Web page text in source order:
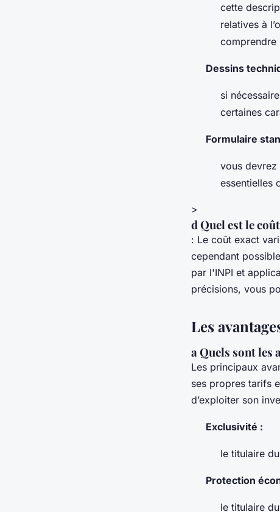
cette
relatives à
comprendre
Dessins
si
certaines
Formulaire
vous
essentielles
>
d Quel est le
: Le coût exact
cependant
par l'INPI et
précisions, vous
Les
a Quels sont les
Les principaux
ses propres tarifs
d’exploiter son
Exclusivité :
le titulaire
Protection
le titulaire